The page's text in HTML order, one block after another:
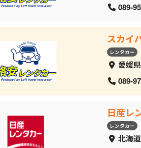
089-
スカイ
レンタカー
愛媛
089-
日産レ
レンタカー
北海